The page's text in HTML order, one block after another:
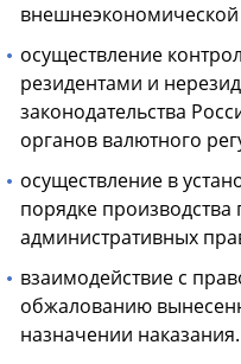
внешнеэкономической
осуществление
резидентами и
законодательства
органов валютного
осуществление в
порядке
административных
взаимодействие с
обжалованию
назначении наказания.